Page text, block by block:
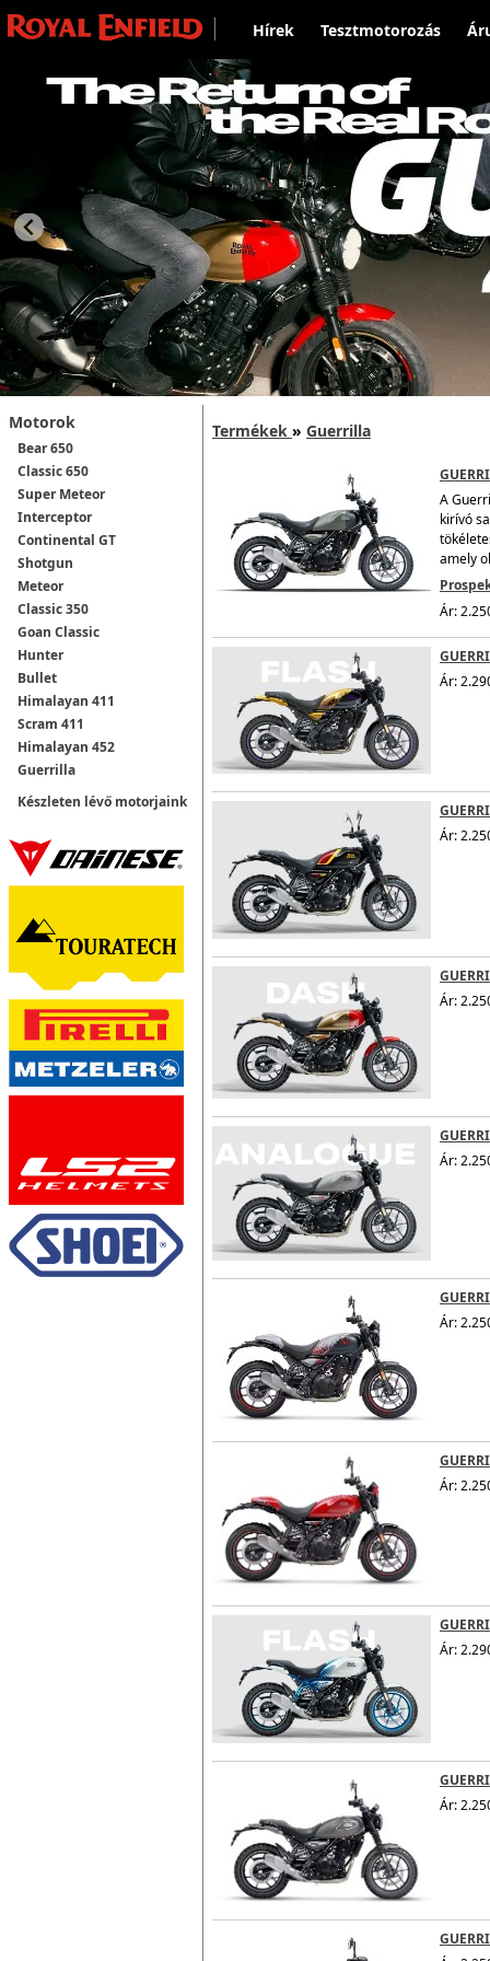
Hírek Tesztmotorozás
Motorok
Bear 650
Classic 650
Super Meteor
Interceptor
Continental GT
Shotgun
Meteor
Classic 350
Goan Classic
Hunter
Bullet
Himalayan 411
Scram 411
Himalayan 452
Guerrilla
Készleten lévő motorjaink
Termékek » Guerrilla
A
kirívó
amely
Ár:
Ár:
Ár:
Ár:
Ár:
Ár:
Ár:
Ár:
Ár: